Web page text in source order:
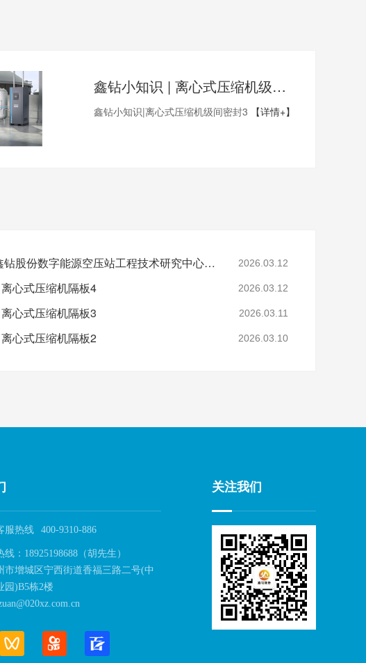
鑫钻小知识 | 离心式压缩机级间密封3
鑫钻小知识|离心式压缩机级间密封3 【详情+】
省级认定！鑫钻股份数字能源空压站工程技术研究中心正式获批 2026.03.12
心式压缩机隔板4 2026.03.12
心式压缩机隔板3 2026.03.11
心式压缩机隔板2 2026.03.10
服热线 400-9310-886
：18925198688（胡先生）
市增城区宁西街道香福三路二号(中
园)B5栋2楼
关注我们